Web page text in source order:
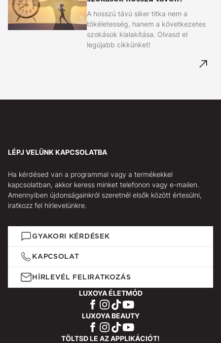
A hosszú távú siker titka nem a
tökéletesség, hanem a következetes
szokások kialakítása. Olvasd el
legújabb cikkünket!
LÉPJ VELÜNK KAPCSOLATBA
Ha kérdésed van a programmal vagy a termékekkel
kapcsolatban, akkor keress minket telefonon vagy e-mailen.
Amennyiben újdonságainkról szeretnél elsők között értesülni,
iratkozz fel hírlevelünkre.
GYAKORI KÉRDÉSEK
KAPCSOLAT
HÍRLEVÉL FELIRATKOZÁS
LUXOYA ÉLETMÓD
LUXOYA BEAUTY
TÖLTSD LE AZ APPLIKÁCIÓT!